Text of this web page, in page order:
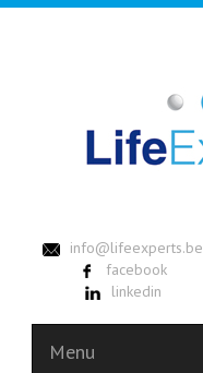
info@lifeexperts.be
facebook
linkedin
Menu